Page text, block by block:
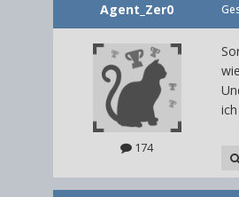
Agent_Zer0
174